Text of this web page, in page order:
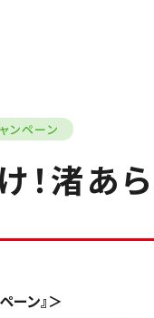
ンペーン
！渚
ーン』＞